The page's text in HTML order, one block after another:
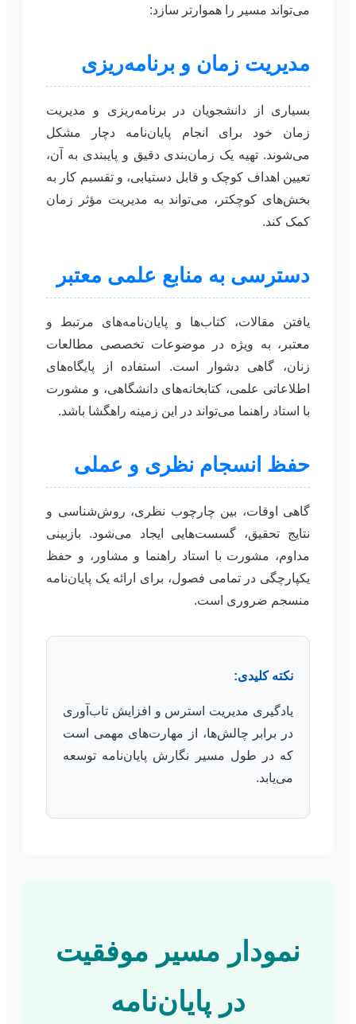
می‌تواند مسیر را هموارتر سازد:
مدیریت زمان و برنامه‌ریزی
بسیاری از دانشجویان در برنامه‌ریزی و مدیریت
زمان خود برای انجام پایان‌نامه دچار مشکل
می‌شوند. تهیه یک زمان‌بندی دقیق و پایبندی به آن،
تعیین اهداف کوچک و قابل دستیابی، و تقسیم کار به
بخش‌های کوچکتر، می‌تواند به مدیریت مؤثر زمان
کمک کند.
دسترسی به منابع علمی معتبر
یافتن مقالات، کتاب‌ها و پایان‌نامه‌های مرتبط و
معتبر، به ویژه در موضوعات تخصصی مطالعات
زنان، گاهی دشوار است. استفاده از پایگاه‌های
اطلاعاتی علمی، کتابخانه‌های دانشگاهی، و مشورت
با استاد راهنما می‌تواند در این زمینه راهگشا باشد.
حفظ انسجام نظری و عملی
گاهی اوقات، بین چارچوب نظری، روش‌شناسی و
نتایج تحقیق، گسست‌هایی ایجاد می‌شود. بازبینی
مداوم، مشورت با استاد راهنما و مشاور، و حفظ
یکپارچگی در تمامی فصول، برای ارائه یک پایان‌نامه
منسجم ضروری است.
نکته کلیدی:
یادگیری مدیریت استرس و افزایش تاب‌آوری
در برابر چالش‌ها، از مهارت‌های مهمی است
که در طول مسیر نگارش پایان‌نامه توسعه
می‌یابد.
نمودار مسیر موفقیت
در پایان‌نامه